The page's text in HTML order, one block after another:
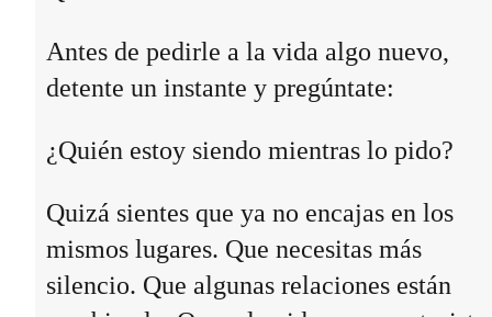
Antes de pedirle a la vida algo nuevo,
detente un instante y pregúntate:
¿Quién estoy siendo mientras lo pido?
Quizá sientes que ya no encajas en los
mismos lugares. Que necesitas más
silencio. Que algunas relaciones están